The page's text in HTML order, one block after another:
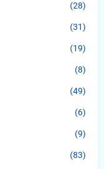
(28)
(31)
(19)
(8)
(49)
(6)
(9)
(83)